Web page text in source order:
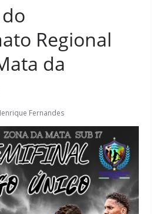
Regional
da
Fernandes